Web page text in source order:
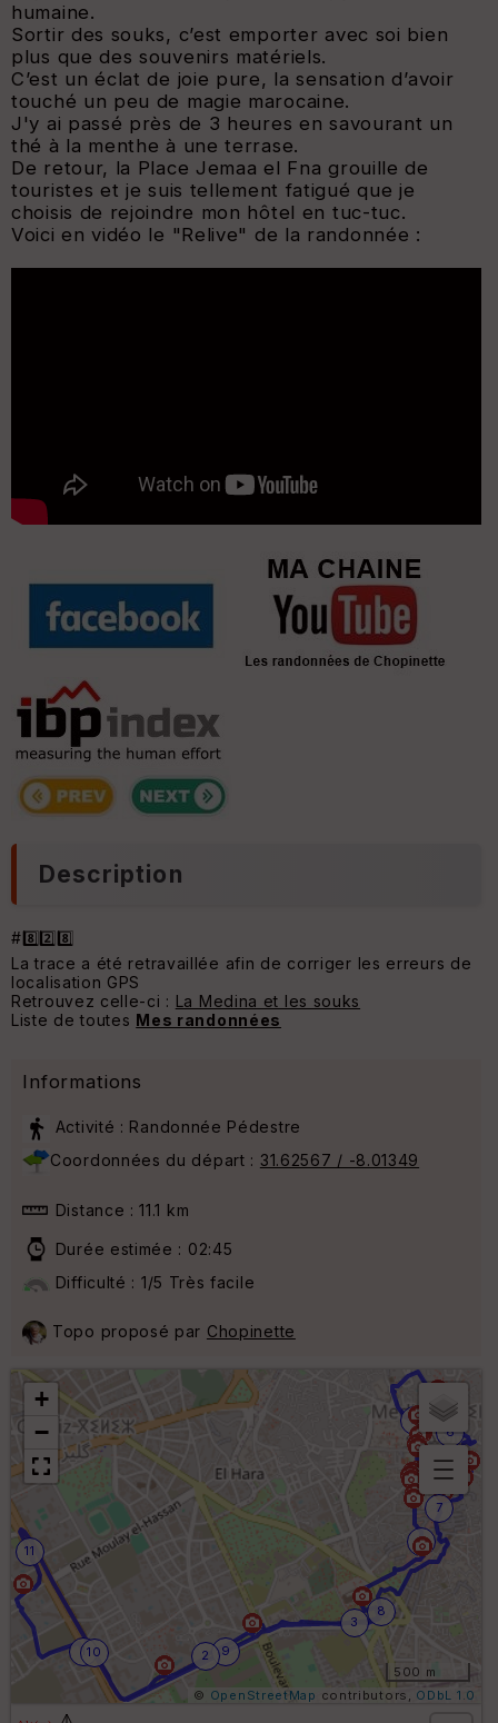
humaine.
Sortir des souks, c’est emporter avec soi bien
plus que des souvenirs matériels.
C’est un éclat de joie pure, la sensation d’avoir
touché un peu de magie marocaine.
J'y ai passé près de 3 heures en savourant un
thé à la menthe à une terrase.
De retour, la Place Jemaa el Fna grouille de
touristes et je suis tellement fatigué que je
choisis de rejoindre mon hôtel en tuc-tuc.
Voici en vidéo le "Relive" de la randonnée :
Description
#8️⃣2️⃣8️⃣
La trace a été retravaillée afin de corriger les erreurs de
localisation GPS
Retrouvez celle-ci : La Medina et les souks
Liste de toutes Mes randonnées
Informations
Activité : Randonnée Pédestre
Coordonnées du départ : 31.62567 / -8.01349
Distance : 11.1 km
Durée estimée : 02:45
Difficulté : 1/5 Très facile
Topo proposé par Chopinette
1 2
3
4
5
6
7
8
9
10
11
+
−
B
or
n
e
ri
q
500 m
© OpenStreetMap contributors, ODbL 1.0